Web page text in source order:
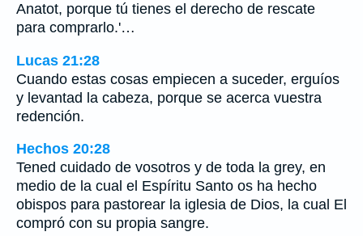
Anatot, porque tú tienes el derecho de rescate
para comprarlo.'…
Lucas 21:28
Cuando estas cosas empiecen a suceder, erguíos
y levantad la cabeza, porque se acerca vuestra
redención.
Hechos 20:28
Tened cuidado de vosotros y de toda la grey, en
medio de la cual el Espíritu Santo os ha hecho
obispos para pastorear la iglesia de Dios, la cual El
compró con su propia sangre.